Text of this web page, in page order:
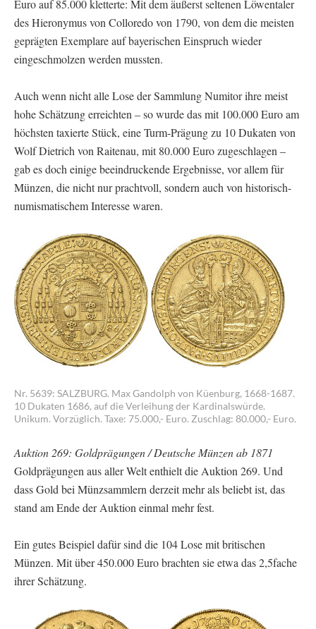
Euro auf 85.000 kletterte: Mit dem äußerst seltenen Löwentaler
des Hieronymus von Colloredo von 1790, von dem die meisten
geprägten Exemplare auf bayerischen Einspruch wieder
eingeschmolzen werden mussten.
Auch wenn nicht alle Lose der Sammlung Numitor ihre meist
hohe Schätzung erreichten – so wurde das mit 100.000 Euro am
höchsten taxierte Stück, eine Turm-Prägung zu 10 Dukaten von
Wolf Dietrich von Raitenau, mit 80.000 Euro zugeschlagen –
gab es doch einige beeindruckende Ergebnisse, vor allem für
Münzen, die nicht nur prachtvoll, sondern auch von historisch-
numismatischem Interesse waren.
Nr. 5639: SALZBURG. Max Gandolph von Küenburg, 1668-1687.
10 Dukaten 1686, auf die Verleihung der Kardinalswürde.
Unikum. Vorzüglich. Taxe: 75.000,- Euro. Zuschlag: 80.000,- Euro.
Auktion 269: Goldprägungen / Deutsche Münzen ab 1871
Goldprägungen aus aller Welt enthielt die Auktion 269. Und
dass Gold bei Münzsammlern derzeit mehr als beliebt ist, das
stand am Ende der Auktion einmal mehr fest.
Ein gutes Beispiel dafür sind die 104 Lose mit britischen
Münzen. Mit über 450.000 Euro brachten sie etwa das 2,5fache
ihrer Schätzung.